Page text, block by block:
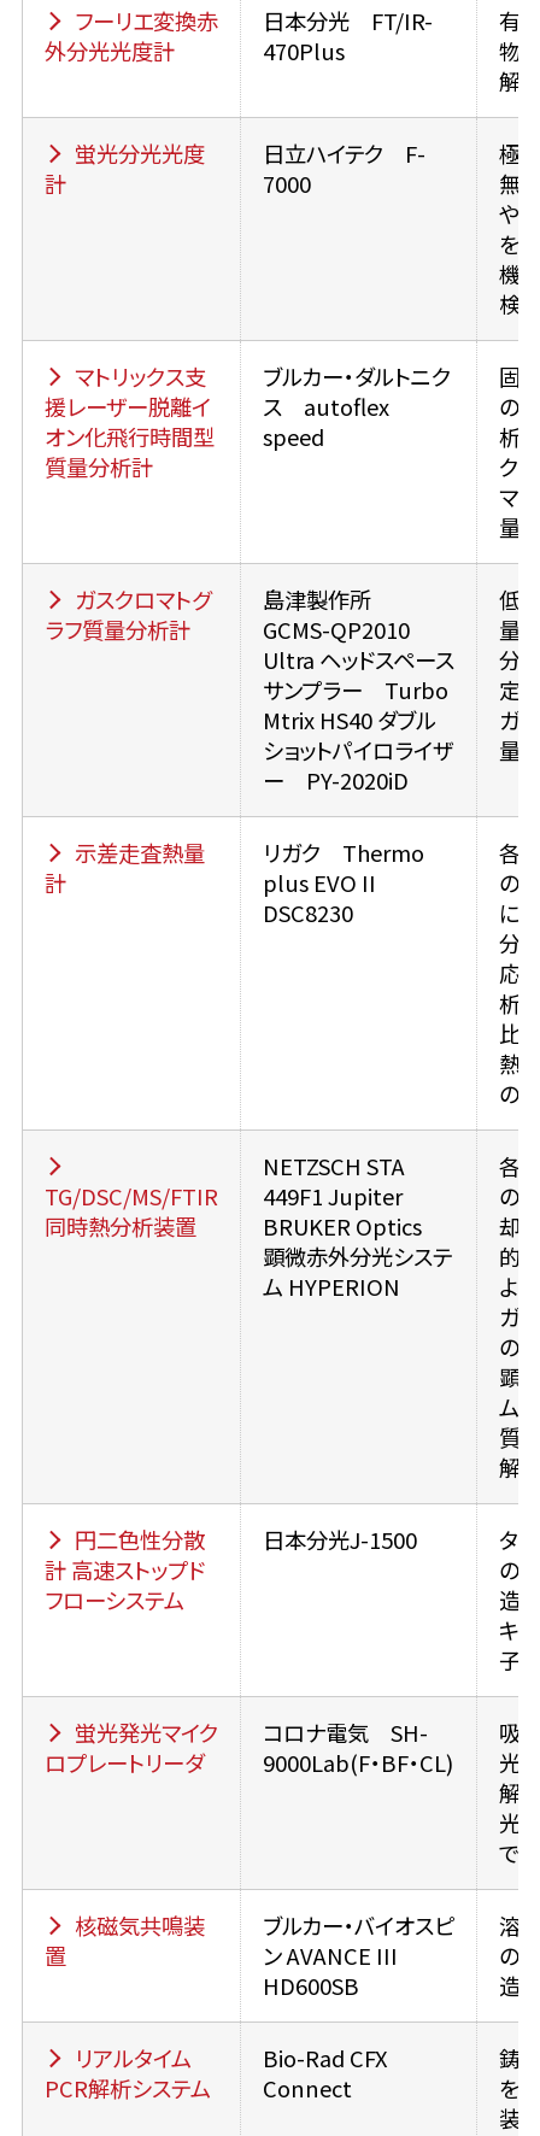
フーリエ変換赤
外分光光度計
日本分光 FT/IR-
470Plus
有
物
解
蛍光分光光度
計
日立ハイテク F-
7000
極
無
や
を
機
検
マトリックス支
援レーザー脱離イ
オン化飛行時間型
質量分析計
ブルカー・ダルトニク
ス autoflex
speed
固
の
析
ク
マ
量
ガスクロマトグ
ラフ質量分析計
島津製作所
GCMS-QP2010
Ultra ヘッドスペース
サンプラー Turbo
Mtrix HS40 ダブル
ショットパイロライザ
ー PY-2020iD
低
量
分
定
ガ
量
示差走査熱量
計
リガク Thermo
plus EVO II
DSC8230
各
の
に
分
応
析
比
熱
の
TG/DSC/MS/FTIR
同時熱分析装置
NETZSCH STA
449F1 Jupiter
BRUKER Optics
顕微赤外分光システ
ム HYPERION
各
の
却
的
よ
ガ
の
顕
ム
質
解
円二色性分散
計 高速ストップド
フローシステム
日本分光J-1500
タ
の
造
キ
子
蛍光発光マイク
ロプレートリーダ
コロナ電気 SH-
9000Lab(F・BF・CL)
吸
光
解
光
で
核磁気共鳴装
置
ブルカー・バイオスピ
ン AVANCE III
HD600SB
溶
の
造
リアルタイム
PCR解析システム
Bio-Rad CFX
Connect
鋳
を
装